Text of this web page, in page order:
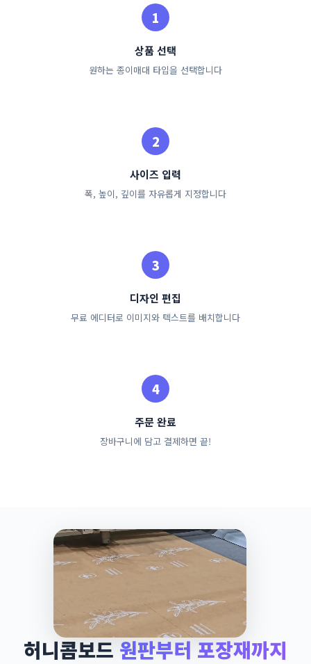
상품 선택
원하는 종이매대 타입을 선택합니다
사이즈 입력
폭, 높이, 깊이를 자유롭게 지정합니다
디자인 편집
무료 에디터로 이미지와 텍스트를 배치합니다
주문 완료
장바구니에 담고 결제하면 끝!
허니콤보드 원판부터 포장재까지